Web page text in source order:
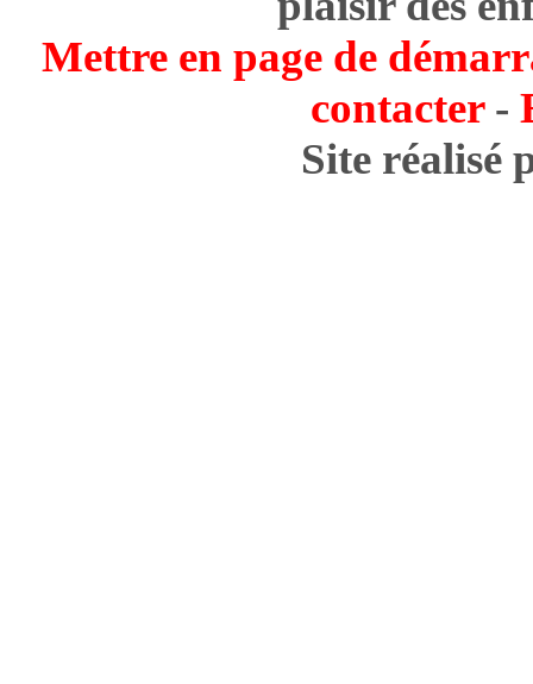
Mettre en page de
contacter-
Site réalisé